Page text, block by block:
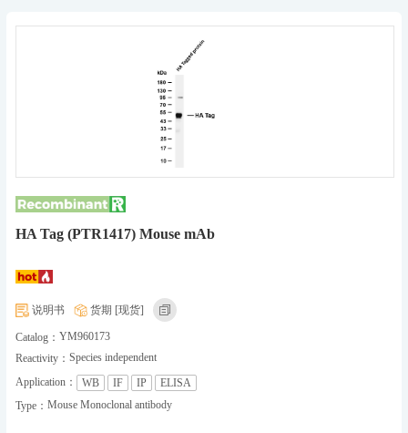
HA Tag (PTR1417) Mouse mAb
说明书 货期 [现货]
Catalog： YM960173
Reactivity： Species independent
Application：
WB IF IP
ELISA
Type： Mouse Monoclonal antibody